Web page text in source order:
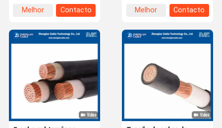
Melhor
Contacto
Melhor
Contacto